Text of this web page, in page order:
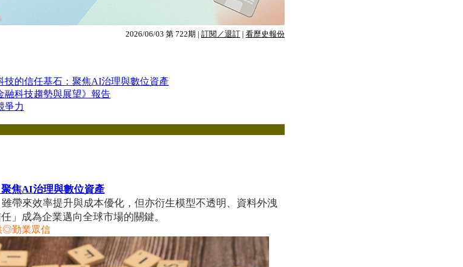
2026/06/03 第 722期 | 訂閱／退訂 | 看歷史報份
技的信任基石：聚焦AI治理與數位資產
融科技趨勢與展望》報告
爭力
焦AI治理與數位資產
帶來效率提升與成本優化，但亦衍生模型不透明、資料外洩
」成為企業邁向全球市場的關鍵。
◎勤業眾信